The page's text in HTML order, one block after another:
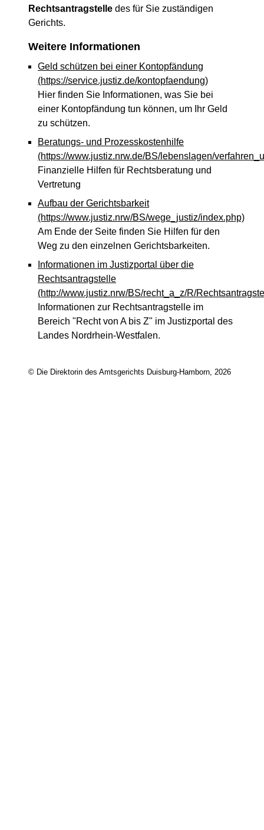
Rechtsantragstelle des für Sie zuständigen
Gerichts.
Weitere Informationen
Geld schützen bei einer Kontopfändung
(https://service.justiz.de/kontopfaendung)
Hier finden Sie Informationen, was Sie bei
einer Kontopfändung tun können, um Ihr Geld
zu schützen.
Beratungs- und Prozesskostenhilfe
(https://www.justiz.nrw.de/BS/lebenslagen/
Finanzielle Hilfen für Rechtsberatung und
Vertretung
Aufbau der Gerichtsbarkeit
(https://www.justiz.nrw/BS/wege_justiz/index.php)
Am Ende der Seite finden Sie Hilfen für den
Weg zu den einzelnen Gerichtsbarkeiten.
Informationen im Justizportal über die
Rechtsantragstelle
(http://www.justiz.nrw/BS/recht_a_z/R/
Informationen zur Rechtsantragstelle im
Bereich "Recht von A bis Z" im Justizportal des
Landes Nordrhein-Westfalen.
© Die Direktorin des Amtsgerichts Duisburg-Hamborn, 2026